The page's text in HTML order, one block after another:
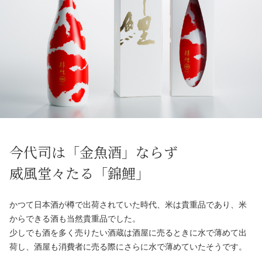
今代司は「金魚酒」ならず
威風堂々たる「錦鯉」
かつて日本酒が樽で出荷されていた時代、米は貴重品であり、米
からできる酒も当然貴重品でした。
少しでも酒を多く売りたい酒蔵は酒屋に売るときに水で薄めて出
荷し、酒屋も消費者に売る際にさらに水で薄めていたそうです。